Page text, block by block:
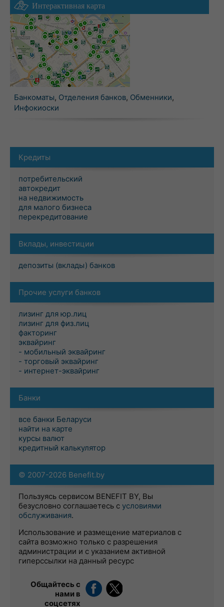
Интерактивная карта
Банкоматы, Отделения банков, Обменники,
Инфокиоски
Кредиты
потребительский
автокредит
на недвижимость
для малого бизнеса
перекредитование
Вклады, инвестиции
депозиты (вклады) банков
Прочие услуги банков
лизинг для юр.лиц
лизинг для физ.лиц
факторинг
эквайринг
- мобильный эквайринг
- торговый эквайринг
- интернет-эквайринг
Банки
все банки Беларуси
найти на карте
курсы валют
кредитный калькулятор
© 2007-2026 Benefit.by
Пользуясь сервисом BENEFIT BY, Вы
безусловно соглашаетесь с условиями
обслуживания.
Использование и размещение материалов с
сайта возможно только с разрешения
администрации и с указанием активной
гиперссылки на данный ресурс
Общайтесь с
нами в
соцсетях